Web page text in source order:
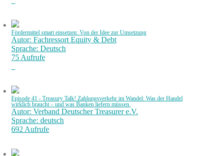
Fördermittel smart einsetzen: Von der Idee zur Umsetzung
Autor: Fachressort Equity & Debt
Sprache: Deutsch
75 Aufrufe
Episode 41 - Treasury Talk! Zahlungsverkehr im Wandel: Was der Handel
wirklich braucht – und was Banken liefern müssen.
Autor: Verband Deutscher Treasurer e.V.
Sprache: deutsch
692 Aufrufe